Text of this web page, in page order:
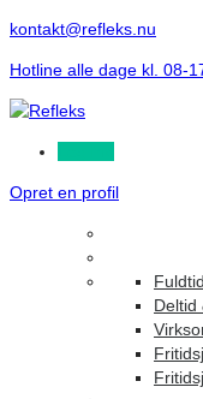
kontakt@refleks.nu
Hotline alle dage kl. 08-
Opret en profil
Fuldtid
Deltid